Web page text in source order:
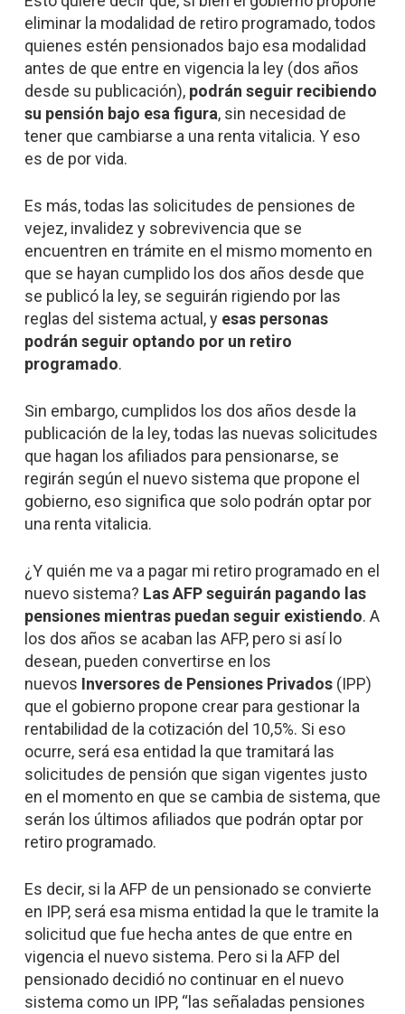
eliminar la modalidad de retiro programado, todos
quienes estén pensionados bajo esa modalidad
antes de que entre en vigencia la ley (dos años
desde su publicación), podrán seguir recibiendo
su pensión bajo esa figura, sin necesidad de
tener que cambiarse a una renta vitalicia. Y eso
es de por vida.
Es más, todas las solicitudes de pensiones de
vejez, invalidez y sobrevivencia que se
encuentren en trámite en el mismo momento en
que se hayan cumplido los dos años desde que
se publicó la ley, se seguirán rigiendo por las
reglas del sistema actual, y esas personas
podrán seguir optando por un retiro
programado.
Sin embargo, cumplidos los dos años desde la
publicación de la ley, todas las nuevas solicitudes
que hagan los afiliados para pensionarse, se
regirán según el nuevo sistema que propone el
gobierno, eso significa que solo podrán optar por
una renta vitalicia.
¿Y quién me va a pagar mi retiro programado en el
nuevo sistema? Las AFP seguirán pagando las
pensiones mientras puedan seguir existiendo. A
los dos años se acaban las AFP, pero si así lo
desean, pueden convertirse en los
nuevos Inversores de Pensiones Privados(IPP)
que el gobierno propone crear para gestionar la
rentabilidad de la cotización del 10,5%. Si eso
ocurre, será esa entidad la que tramitará las
solicitudes de pensión que sigan vigentes justo
en el momento en que se cambia de sistema, que
serán los últimos afiliados que podrán optar por
retiro programado.
Es decir, si la AFP de un pensionado se convierte
en IPP, será esa misma entidad la que le tramite la
solicitud que fue hecha antes de que entre en
vigencia el nuevo sistema. Pero si la AFP del
pensionado decidió no continuar en el nuevo
sistema como un IPP, “las señaladas pensiones